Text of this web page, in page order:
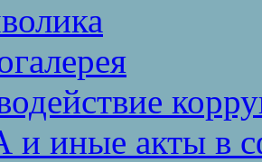
иные акты в